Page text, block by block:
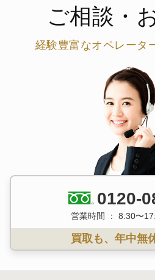
ご相談・
経験豊富なオペレータ
0120-
営業時間 ： 8:30〜
買取も、年中無